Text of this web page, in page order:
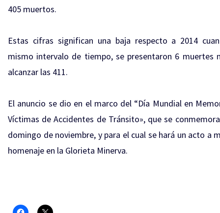
405 muertos.
Estas cifras significan una baja respecto a 2014
mismo intervalo de tiempo, se presentaron 6 muertes
alcanzar las 411.
El anuncio se dio en el marco del “Día Mundial en
Víctimas de Accidentes de Tránsito», que se
domingo de noviembre, y para el cual se hará un acto a
homenaje en la Glorieta Minerva.